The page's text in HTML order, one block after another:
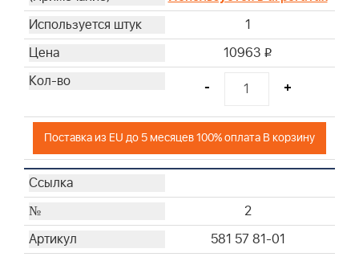
- -
- -
1
10963 i
- +
Поставка из EU до 5 месяцев 100% оплата В корзину
2
581 57 81-01